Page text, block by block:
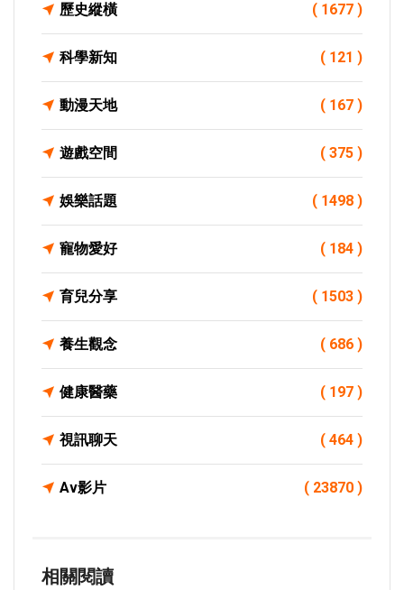
歷史縱橫 ( 1677 )
科學新知 ( 121 )
動漫天地 ( 167 )
遊戲空間 ( 375 )
娛樂話題 ( 1498 )
寵物愛好 ( 184 )
育兒分享 ( 1503 )
養生觀念 ( 686 )
健康醫藥 ( 197 )
視訊聊天 ( 464 )
Av影片 ( 23870 )
相關閱讀